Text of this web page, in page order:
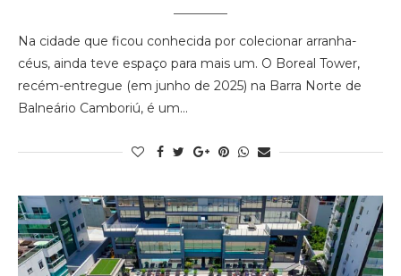
Na cidade que ficou conhecida por colecionar arranha-
céus, ainda teve espaço para mais um. O Boreal Tower,
recém-entregue (em junho de 2025) na Barra Norte de
Balneário Camboriú, é um…